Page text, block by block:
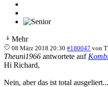
Mehr
08 März 2018 20:30 #180047 von
Theuni1966 antwortete auf
Hi Richard,
Nein, aber das ist total